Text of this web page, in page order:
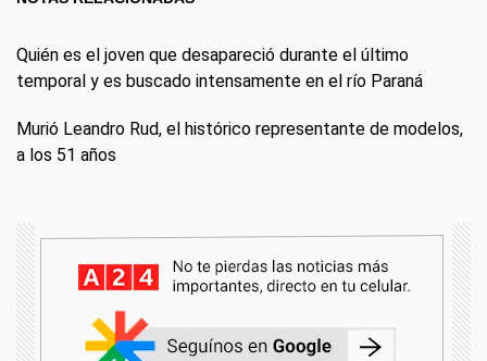
Quién es el joven que desapareció durante el último
temporal y es buscado intensamente en el río Paraná
Murió Leandro Rud, el histórico representante de modelos,
a los 51 años